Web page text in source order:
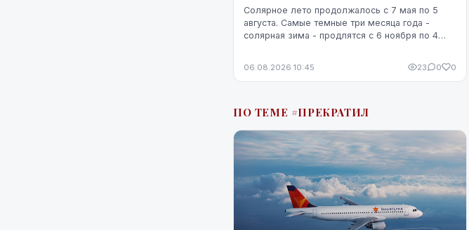
Солярное лето продолжалось с 7 мая по 5
августа. Самые темные три месяца года -
солярная зима - продлятся с 6 ноября по 4
06.08.2026 10:45 23 0 0
ПО ТЕМЕ #ПРЕКРАТИЛ